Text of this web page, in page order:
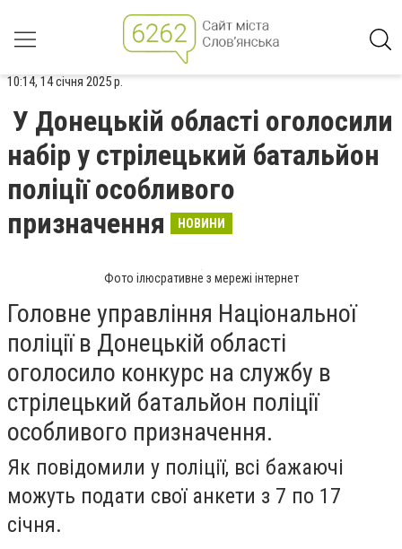
10:14, 14 січня 2025 р.
У Донецькій області оголосили
набір у стрілецький батальйон
поліції особливого
призначення
НОВИНИ
Фото ілюсративне з мережі інтернет
Головне управління Національної
поліції в Донецькій області
оголосило конкурс на службу в
стрілецький батальйон поліції
особливого призначення.
Як повідомили у поліції, всі бажаючі
можуть подати свої анкети з 7 по 17
січня.